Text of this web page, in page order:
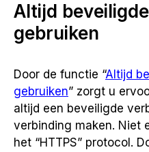
Altijd
gebruiken
Door de functie “Altijd
gebruiken” zorgt u
altijd een beveiligde
verbinding maken. Niet
het “HTTPS” protocol.